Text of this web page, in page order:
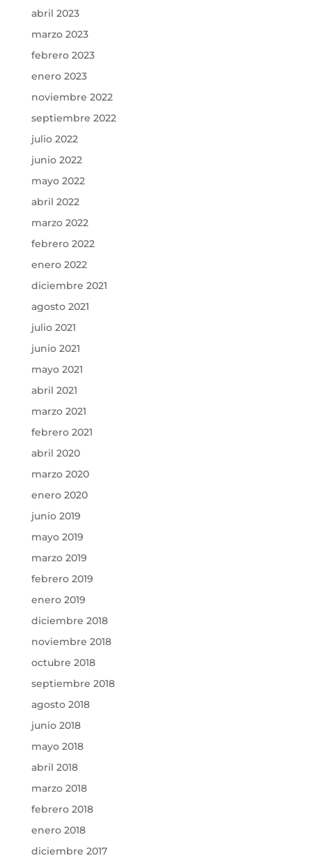
abril 2023
marzo 2023
febrero 2023
enero 2023
noviembre 2022
septiembre 2022
julio 2022
junio 2022
mayo 2022
abril 2022
marzo 2022
febrero 2022
enero 2022
diciembre 2021
agosto 2021
julio 2021
junio 2021
mayo 2021
abril 2021
marzo 2021
febrero 2021
abril 2020
marzo 2020
enero 2020
junio 2019
mayo 2019
marzo 2019
febrero 2019
enero 2019
diciembre 2018
noviembre 2018
octubre 2018
septiembre 2018
agosto 2018
junio 2018
mayo 2018
abril 2018
marzo 2018
febrero 2018
enero 2018
diciembre 2017